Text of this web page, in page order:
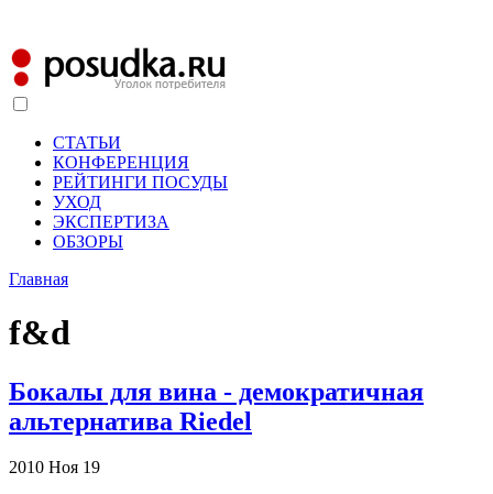
СТАТЬИ
КОНФЕРЕНЦИЯ
РЕЙТИНГИ ПОСУДЫ
УХОД
ЭКСПЕРТИЗА
ОБЗОРЫ
Главная
f&d
Бокалы для вина - демократичная
альтернатива Riedel
2010 Ноя 19